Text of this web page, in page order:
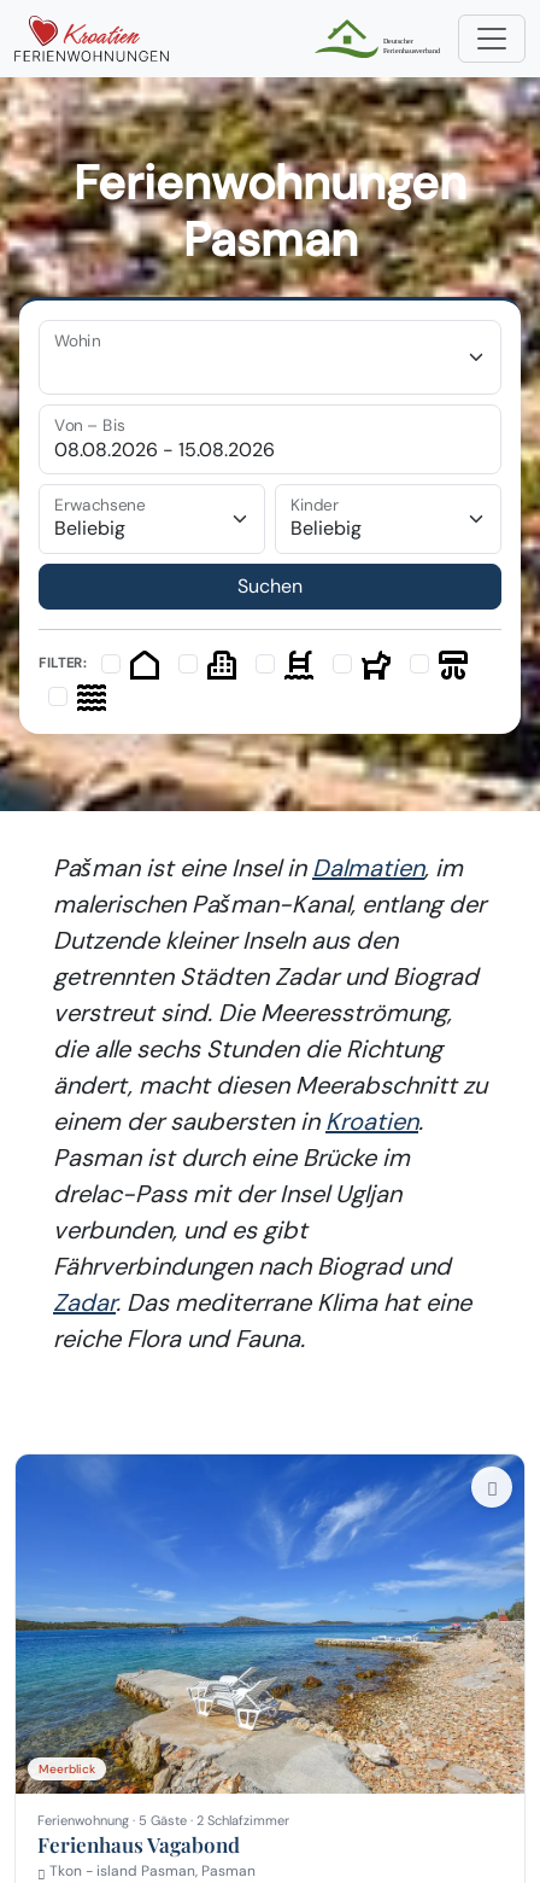
Ferienwohnungen
Pasman
Wohin
Von – Bis
Erwachsene Kinder
FILTER:
Pašman ist eine Insel inDalmatien, im
malerischen Pašman-Kanal, entlang der
Dutzende kleiner Inseln aus den
getrennten Städten Zadar und Biograd
verstreut sind. Die Meeresströmung,
die alle sechs Stunden die Richtung
ändert, macht diesen Meerabschnitt zu
einem der saubersten inKroatien.
Pasman ist durch eine Brücke im
drelac-Pass mit der Insel Ugljan
verbunden, und es gibt
Fährverbindungen nach Biograd und
Zadar. Das mediterrane Klima hat eine
reiche Flora und Fauna.
Meerblick
Ferienwohnung · 5 Gäste · 2 Schlafzimmer
Ferienhaus Vagabond
Tkon - island Pasman, Pasman